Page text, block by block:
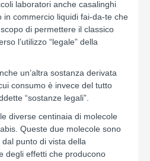
laboratori anche casalinghi
in commercio liquidi fai-da-te che
di permettere il classico
l’utilizzo “legale” della
un’altra sostanza derivata
cui consumo è invece del tutto
“sostanze legali”.
diverse centinaia di molecole
Queste due molecole sono
punto di vista della
degli effetti che producono